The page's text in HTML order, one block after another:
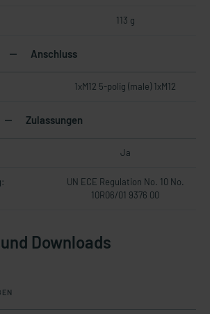
113 g
Anschluss
1xM12 5-polig (male) 1xM12
Zulassungen
Ja
UN ECE Regulation No. 10 No.
10R06/01 9376 00
Downloads